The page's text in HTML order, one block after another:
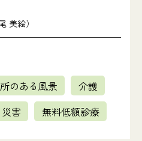
美絵）
のある風景
介護
災害 無料低額診療